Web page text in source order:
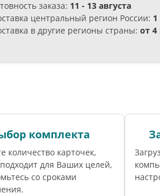
заказа: 11 - 13 августа
центральный регион России:
в другие регионы страны: от 4
комплекта
количество карточек,
для Ваших целей,
со сроками